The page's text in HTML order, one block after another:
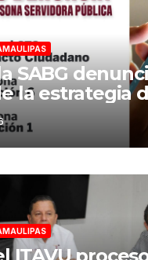
SABG
la estrategia
te conecta»
ITAVU